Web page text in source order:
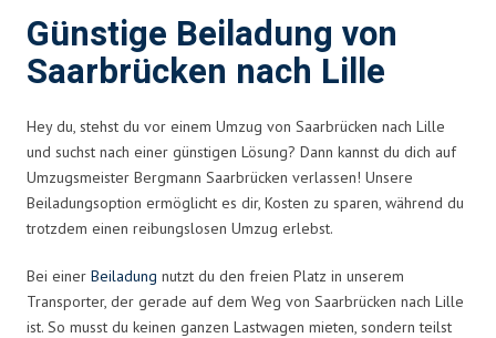
Günstige Beiladung von
Saarbrücken nach Lille
Hey du, stehst du vor einem Umzug von Saarbrücken nach Lille
und suchst nach einer günstigen Lösung? Dann kannst du dich auf
Umzugsmeister Bergmann Saarbrücken verlassen! Unsere
Beiladungsoption ermöglicht es dir, Kosten zu sparen, während du
trotzdem einen reibungslosen Umzug erlebst.
Bei einer Beiladung nutzt du den freien Platz in unserem
Transporter, der gerade auf dem Weg von Saarbrücken nach Lille
ist. So musst du keinen ganzen Lastwagen mieten, sondern teilst